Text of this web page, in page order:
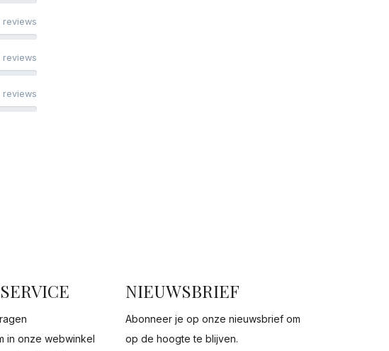
reviews
reviews
reviews
in onze webwinkel
NIEUWSBRIEF
Abonneer je op onze nieuwsbrief om
op de hoogte te blijven.